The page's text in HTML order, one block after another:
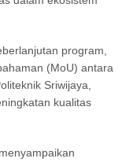
program,
(MoU) antara
Sriwijaya,
kualitas